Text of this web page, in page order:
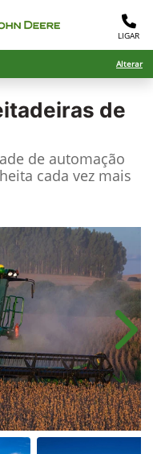
LIGAR
Alterar
de
de automação
cada vez mais